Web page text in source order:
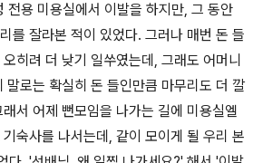
전용 미용실에서 이발을 하지만, 그 동안
를 잘라본 적이 있었다. 그러나 매번 돈 들
히려 더 낮기 일쑤였는데, 그래도 어머니
말로는 확실히 돈 들인만큼 마무리도 더 깔
서 어제 뻔모임을 나가는 길에 미용실엘
숙사를 나서는데, 같이 모이게 될 우리 본